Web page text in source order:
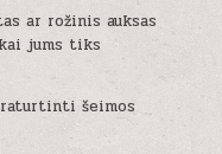
ar rožinis auksas
jums tiks
šeimos